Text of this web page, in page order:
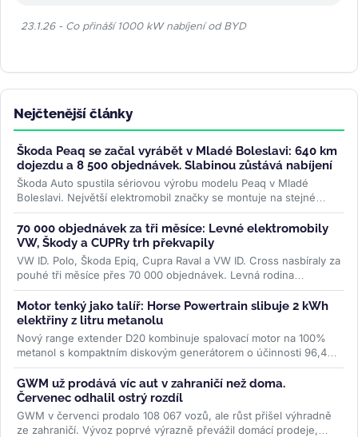
23.1.26 - Co přináší 1000 kW nabíjení od BYD
Nejčtenější články
Škoda Peaq se začal vyrábět v Mladé Boleslavi: 640 km
dojezdu a 8 500 objednávek. Slabinou zůstává nabíjení
Škoda Auto spustila sériovou výrobu modelu Peaq v Mladé
Boleslavi. Největší elektromobil značky se montuje na stejné
lince jako Enyaq a...>>
70 000 objednávek za tři měsíce: Levné elektromobily
VW, Škody a CUPRy trh překvapily
VW ID. Polo, Škoda Epiq, Cupra Raval a VW ID. Cross nasbíraly za
pouhé tři měsíce přes 70 000 objednávek. Levná rodina
elektromobilů...>>
Motor tenký jako talíř: Horse Powertrain slibuje 2 kWh
elektřiny z litru metanolu
Nový range extender D20 kombinuje spalovací motor na 100%
metanol s kompaktním diskovým generátorem o účinnosti 96,4
%. Firma slibuje studený...>>
GWM už prodává víc aut v zahraničí než doma.
Červenec odhalil ostrý rozdíl
GWM v červenci prodalo 108 067 vozů, ale růst přišel výhradně
ze zahraničí. Vývoz poprvé výrazně převážil domácí prodeje,